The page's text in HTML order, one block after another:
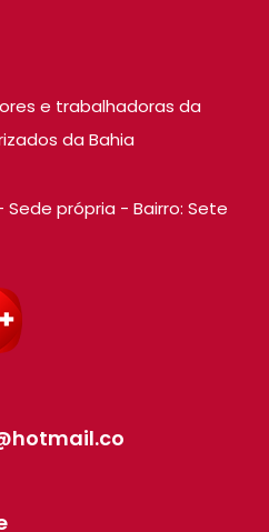
e trabalhadoras da
da Bahia
Sede própria - Bairro: Sete